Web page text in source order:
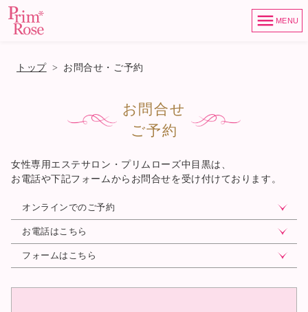
MENU
トップ > お問合せ・ご予約
お問合せ
ご予約
女性専用エステサロン・プリムローズ中目黒は、
お電話や下記フォームからお問合せを受け付けております。
オンラインでのご予約
お電話はこちら
フォームはこちら